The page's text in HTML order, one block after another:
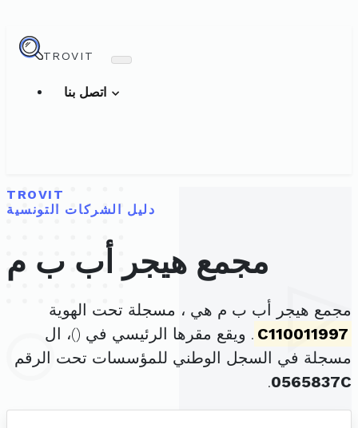
TROVIT
TROVIT
دليل الشركات التونسية
مجمع هيجر أب ب م
مجمع هيجر أب ب م هي ، مسجلة تحت الهوية
C110011997 . ويقع مقرها الرئيسي في ()، ال
مسجلة في السجل الوطني للمؤسسات تحت الرقم
0565837C
.